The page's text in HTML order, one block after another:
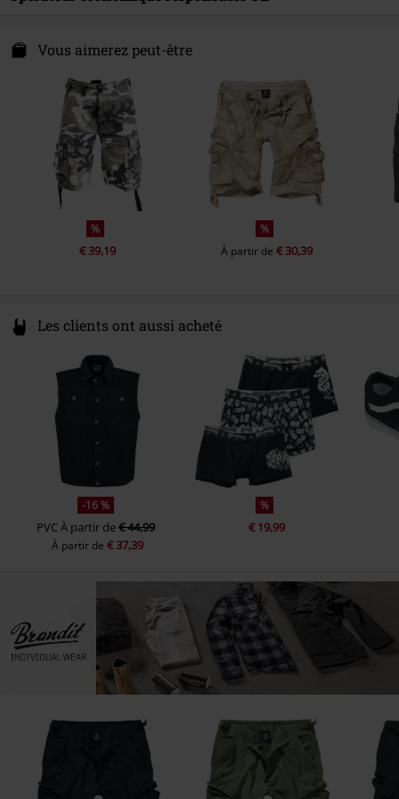
Spichernstraße 6A
info@brandit-wear.com
Vous aimerez peut-être
%
€ 39,19
%
À partir de € 30,39
Les clients ont aussi acheté
-16 %
PVCÀ partir de€ 44,99
À partir de€ 37,39
%
€ 19,99